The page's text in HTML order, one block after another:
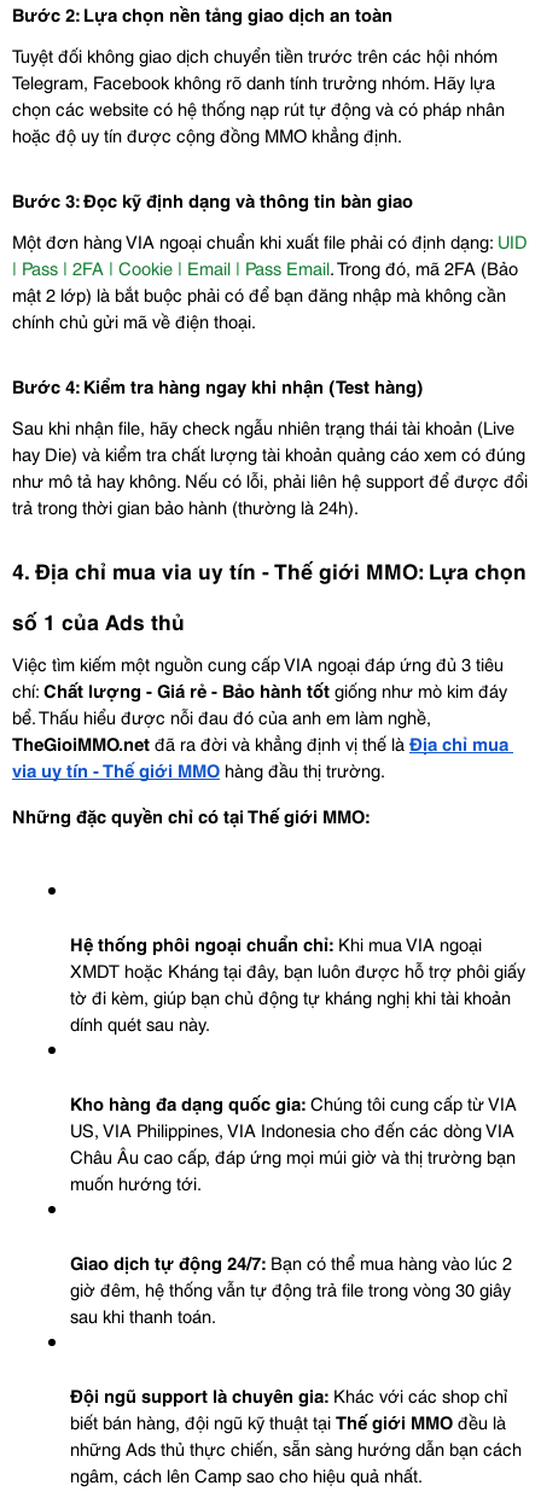
Bước 2: Lựa chọn nền tảng giao dịch an toàn
Tuyệt đối không giao dịch chuyển tiền trước trên các hội nhóm
Telegram, Facebook không rõ danh tính trưởng nhóm. Hãy lựa
chọn các website có hệ thống nạp rút tự động và có pháp nhân
hoặc độ uy tín được cộng đồng MMO khẳng định.
Bước 3: Đọc kỹ định dạng và thông tin bàn giao
Một đơn hàng VIA ngoại chuẩn khi xuất file phải có định dạng: UID
| Pass | 2FA | Cookie | Email | Pass Email. Trong đó, mã 2FA (Bảo
mật 2 lớp) là bắt buộc phải có để bạn đăng nhập mà không cần
chính chủ gửi mã về điện thoại.
Bước 4: Kiểm tra hàng ngay khi nhận (Test hàng)
Sau khi nhận file, hãy check ngẫu nhiên trạng thái tài khoản (Live
hay Die) và kiểm tra chất lượng tài khoản quảng cáo xem có đúng
như mô tả hay không. Nếu có lỗi, phải liên hệ support để được đổi
trả trong thời gian bảo hành (thường là 24h).
4. Địa chỉ mua via uy tín - Thế giới MMO: Lựa chọn
số 1 của Ads thủ
Việc tìm kiếm một nguồn cung cấp VIA ngoại đáp ứng đủ 3 tiêu
chí: Chất lượng - Giá rẻ - Bảo hành tốt giống như mò kim đáy
TheGioiMMO.net đã ra đời và khẳng định vị thế là Địa chỉ mua
via uy tín - Thế giới MMO hàng đầu thị trường.
Những đặc quyền chỉ có tại Thế giới MMO:
Hệ thống phôi ngoại chuẩn chỉ: Khi mua VIA ngoại
XMDT hoặc Kháng tại đây, bạn luôn được hỗ trợ phôi giấy
tờ đi kèm, giúp bạn chủ động tự kháng nghị khi tài khoản
dính quét sau này.
Kho hàng đa dạng quốc gia: Chúng tôi cung cấp từ VIA
US, VIA Philippines, VIA Indonesia cho đến các dòng VIA
Châu Âu cao cấp, đáp ứng mọi múi giờ và thị trường bạn
muốn hướng tới.
Giao dịch tự động 24/7: Bạn có thể mua hàng vào lúc 2
giờ đêm, hệ thống vẫn tự động trả file trong vòng 30 giây
sau khi thanh toán.
Đội ngũ support là chuyên gia: Khác với các shop chỉ
biết bán hàng, đội ngũ kỹ thuật tại Thế giới MMO đều là
những Ads thủ thực chiến, sẵn sàng hướng dẫn bạn cách
ngâm, cách lên Camp sao cho hiệu quả nhất.